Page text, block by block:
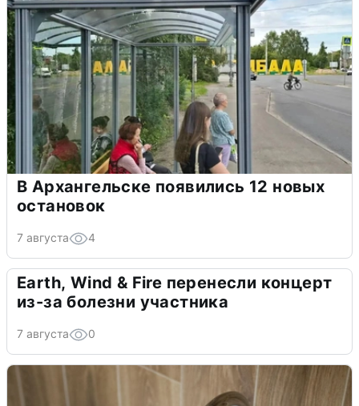
В Архангельске появились 12 новых
остановок
7 августа 4
Earth, Wind & Fire перенесли концерт
из-за болезни участника
7 августа 0